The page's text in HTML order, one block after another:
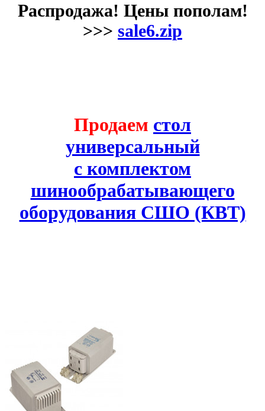
Распродажа! Цены пополам!
>>> sale6.zip
Продаем стол
универсальный
с комплектом
шинообрабатывающего
оборудования СШО (КВТ)